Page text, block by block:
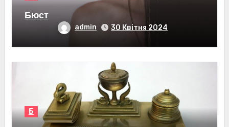
Бюст
admin 30 Квітня 2024
Б